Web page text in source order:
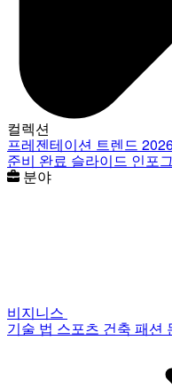
컬렉션
프레젠테이션 트렌드
준비 완료 슬라이드 인포
분야
비지니스
기술 법 스포츠 건축 패션